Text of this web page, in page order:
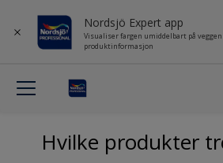
Nordsjö Expert app
Visualiser fargen umiddelbart på veggen
produktinformasjon
Hvilke produkter